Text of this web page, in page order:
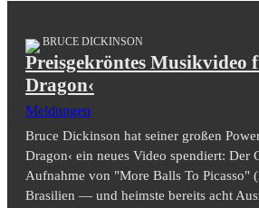
BRUCE DICKINSON
Preisgekröntes Musikvideo
Dragon‹
Meldungen
Bruce Dickinson hat seiner großen
Dragon‹ ein neues Video spendiert: Der
Aufnahme von "More Balls To Picasso"
Brasilien — und heimste bereits acht